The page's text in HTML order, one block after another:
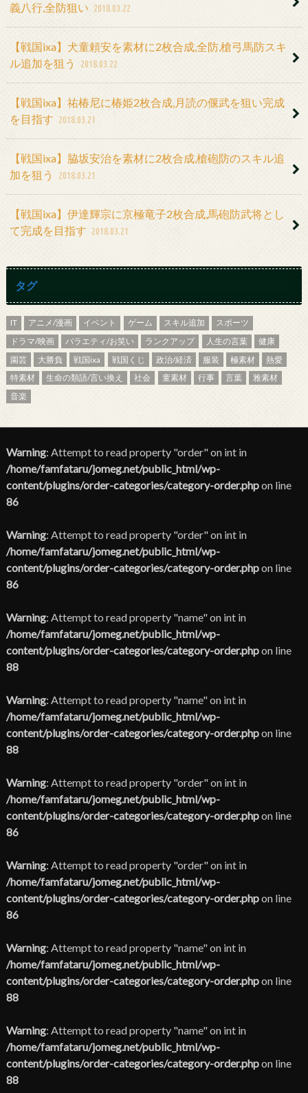
義八行,全防狙い 2018.03.22
【戦国ixa】犬童頼安を素材に2枚合成,全防,槍弓馬防スキ
ル追加を狙う
2018.03.22
【戦国ixa】祐椿尼に椿姫2枚合成,月読の偃武を狙い完成
を目指す 2018.03.21
【戦国ixa】脇坂安治を素材に2枚合成,槍砲防のスキル追
加を狙う
2018.03.21
【戦国ixa】伊達輝宗に京極竜子2枚合成,馬砲防武将とし
て完成を目指す 2018.03.21
タグ
IT アニメ/漫画 イベント ゲーム スキル追加
スポーツ
ドラマ/映画
バラエティ/お笑い ランクアップ 人生の言葉
健康
園芸
大勝負 戦国ixa 戦国くじ 政治/経済 服装 極素材
熱愛
特素材
生命の類語/言い換え 社会 童素材 行事 言葉
雅素材
音楽
Warning: Attempt to read property "order" on int in
/home/famfataru/jomeg.net/public_html/wp-
content/plugins/order-categories/category-order.phpon line
86
Warning: Attempt to read property "order" on int in
/home/famfataru/jomeg.net/public_html/wp-
content/plugins/order-categories/category-order.phpon line
86
Warning: Attempt to read property "name" on int in
/home/famfataru/jomeg.net/public_html/wp-
content/plugins/order-categories/category-order.phpon line
88
Warning: Attempt to read property "name" on int in
/home/famfataru/jomeg.net/public_html/wp-
content/plugins/order-categories/category-order.phpon line
88
Warning: Attempt to read property "order" on int in
/home/famfataru/jomeg.net/public_html/wp-
content/plugins/order-categories/category-order.phpon line
86
Warning: Attempt to read property "order" on int in
/home/famfataru/jomeg.net/public_html/wp-
content/plugins/order-categories/category-order.phpon line
86
Warning: Attempt to read property "name" on int in
/home/famfataru/jomeg.net/public_html/wp-
content/plugins/order-categories/category-order.phpon line
88
Warning: Attempt to read property "name" on int in
/home/famfataru/jomeg.net/public_html/wp-
content/plugins/order-categories/category-order.phpon line
88